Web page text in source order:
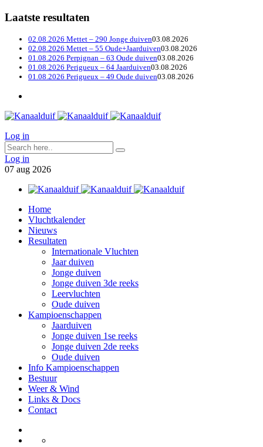
Laatste resultaten
02.08.2026 Mettet – 290 Jonge duiven03.08.2026
02.08.2026 Mettet – 55 Oude+Jaarduiven03.08.2026
01.08.2026 Perpignan – 63 Oude duiven03.08.2026
01.08.2026 Perigueux – 64 Jaarduiven03.08.2026
01.08.2026 Perigueux – 49 Oude duiven03.08.2026
Log in
Log in
07 aug 2026
Home
Vluchtkalender
Nieuws
Resultaten
Internationale Vluchten
Jaar duiven
Jonge duiven
Jonge duiven 3de reeks
Leervluchten
Oude duiven
Kampioenschappen
Jaarduiven
Jonge duiven 1se reeks
Jonge duiven 2de reeks
Oude duiven
Info Kampioenschappen
Bestuur
Weer & Wind
Links & Docs
Contact